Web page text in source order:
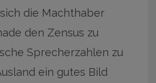
die Machthaber
den Zensus zu
Sprecherzahlen zu
ein gutes Bild